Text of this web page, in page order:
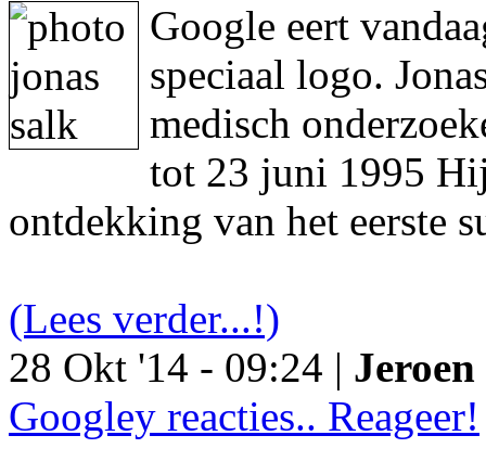
Google eert
speciaal logo.
medisch
tot 23 juni 1995
ontdekking van het eerste
(Lees verder...!)
28 Okt '14 - 09:24 |
Googley reacties.. Reageer!